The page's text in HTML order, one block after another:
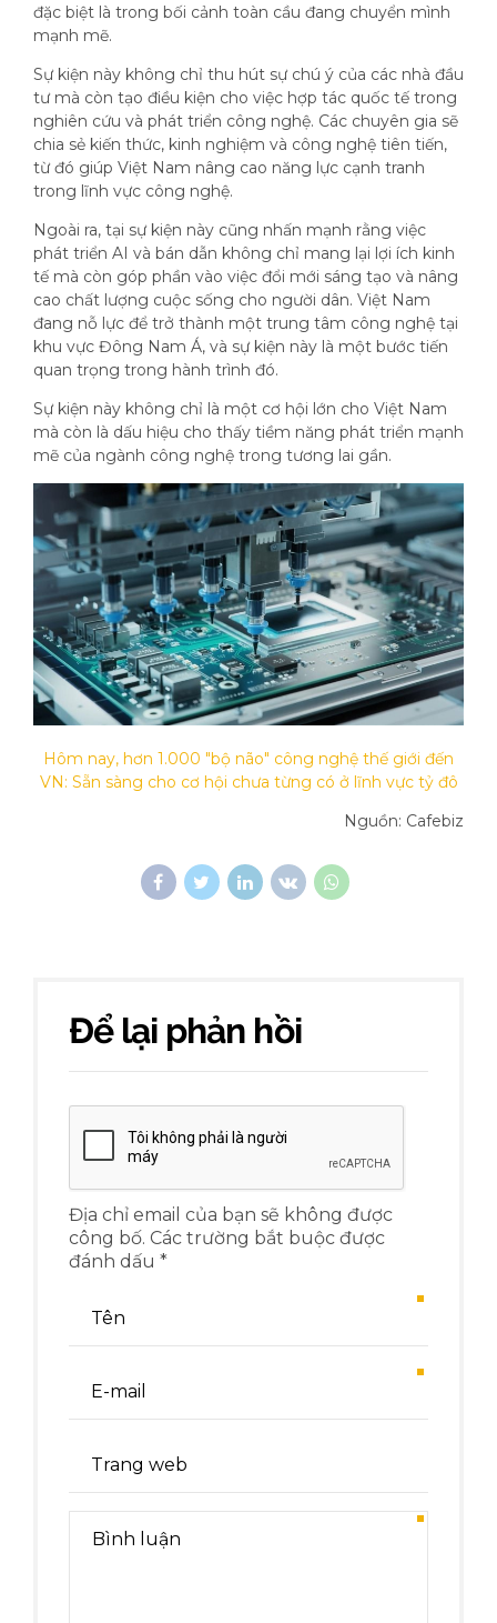
đặc biệt là trong bối cảnh toàn cầu đang chuyển mình
mạnh mẽ.
Sự kiện này không chỉ thu hút sự chú ý của các nhà đầu
tư mà còn tạo điều kiện cho việc hợp tác quốc tế trong
nghiên cứu và phát triển công nghệ. Các chuyên gia sẽ
chia sẻ kiến thức, kinh nghiệm và công nghệ tiên tiến,
từ đó giúp Việt Nam nâng cao năng lực cạnh tranh
trong lĩnh vực công nghệ.
Ngoài ra, tại sự kiện này cũng nhấn mạnh rằng việc
phát triển AI và bán dẫn không chỉ mang lại lợi ích kinh
tế mà còn góp phần vào việc đổi mới sáng tạo và nâng
cao chất lượng cuộc sống cho người dân. Việt Nam
đang nỗ lực để trở thành một trung tâm công nghệ tại
khu vực Đông Nam Á, và sự kiện này là một bước tiến
quan trọng trong hành trình đó.
Sự kiện này không chỉ là một cơ hội lớn cho Việt Nam
mà còn là dấu hiệu cho thấy tiềm năng phát triển mạnh
mẽ của ngành công nghệ trong tương lai gần.
Hôm nay, hơn 1.000 "bộ não" công nghệ thế giới đến
VN: Sẵn sàng cho cơ hội chưa từng có ở lĩnh vực tỷ đô
Nguồn: Cafebiz
Để lại phản hồi
Địa chỉ email của bạn sẽ không được
công bố. Các trường bắt buộc được
đánh dấu *